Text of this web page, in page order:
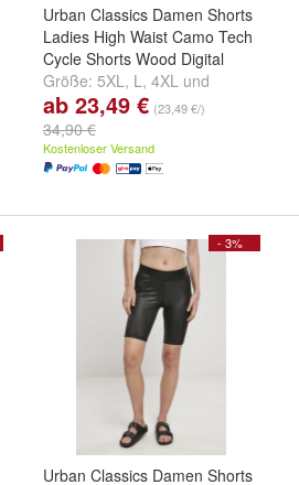
Urban Classics Damen Shorts
Ladies High Waist Camo Tech
Cycle Shorts Wood Digital
Größe: 5XL, L, 4XL und
weitere ...
ab 23,49 € (23,49 €/)
34,90 €
Kostenloser Versand
- 3%
Urban Classics Damen Shorts